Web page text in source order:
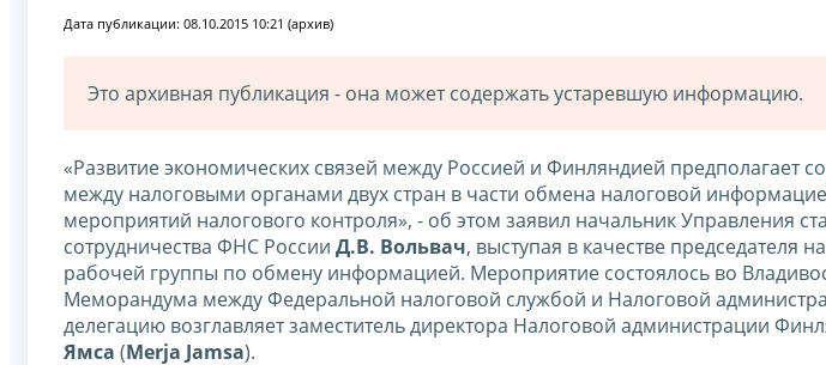
Дата публикации: 08.10.2015 10:21 (архив)
Это архивная публикация - она может содержать устаревшую информацию.
«Развитие экономических связей между Россией и Финляндией предполагает
между налоговыми органами двух стран в части обмена налоговой
мероприятий налогового контроля», - об этом заявил начальник Управления
сотрудничества ФНС России Д.В. Вольвач, выступая в качестве председателя
рабочей группы по обмену информацией. Мероприятие состоялось во
Меморандума между Федеральной налоговой службой и Налоговой
делегацию возглавляет заместитель директора Налоговой администрации
Ямса (Merja Jamsa).